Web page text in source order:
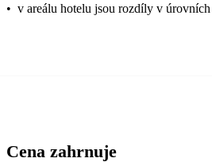
• v areálu hotelu jsou rozdíly v
Cena zahrnuje